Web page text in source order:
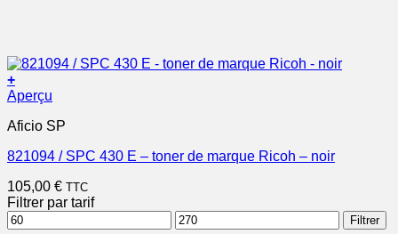
+
Aperçu
Aficio SP
821094 / SPC 430 E – toner de marque Ricoh – noir
105,00 € TTC
Filtrer par tarif
Prix
Prix
Filtrer